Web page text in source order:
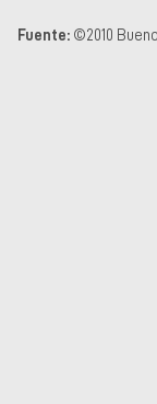
Fuente: ©2010